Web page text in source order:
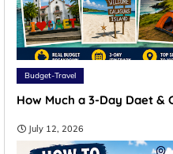
Budget-Travel
How Much a 3-Day Daet &
July 12, 2026